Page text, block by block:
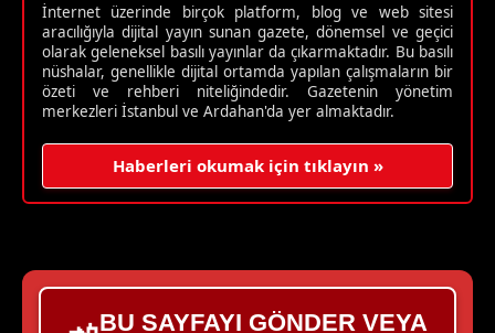
İnternet üzerinde birçok platform, blog ve web sitesi
aracılığıyla dijital yayın sunan gazete, dönemsel ve geçici
olarak geleneksel basılı yayınlar da çıkarmaktadır. Bu basılı
nüshalar, genellikle dijital ortamda yapılan çalışmaların bir
özeti ve rehberi niteliğindedir. Gazetenin yönetim
merkezleri İstanbul ve Ardahan'da yer almaktadır.
Haberleri okumak için tıklayın »
BU SAYFAYI GÖNDER VEYA